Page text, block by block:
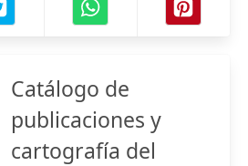
Catálogo de
publicaciones y
cartografía del